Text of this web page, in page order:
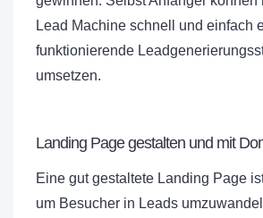
Lead Machine schnell und einfach
funktionierende
umsetzen.
Landing Page gestalten und mit
Eine gut gestaltete Landing Page
um Besucher in Leads